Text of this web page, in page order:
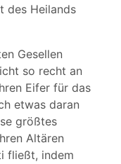
des Heilands
Gesellen
so recht an
Eifer für das
etwas daran
größtes
Altären
fließt, indem